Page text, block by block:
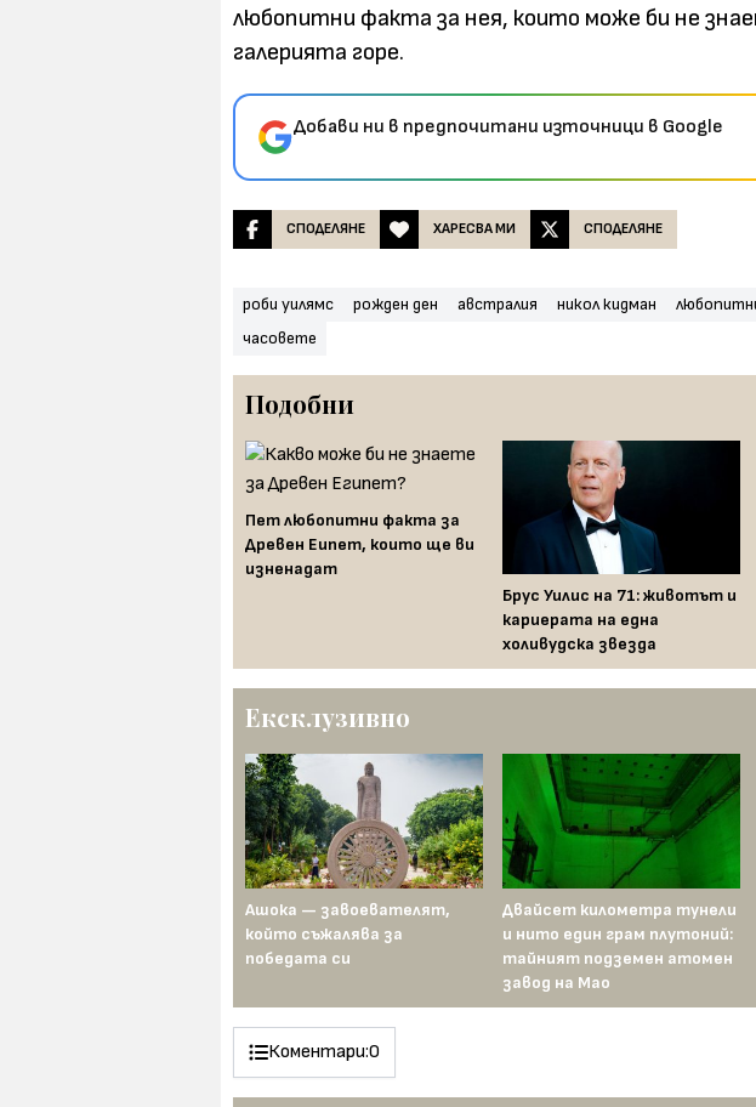
любопитни факта за нея, които може би не
галерията горе.
Добави ни в предпочитани източници в Google
СПОДЕЛЯНЕ ХАРЕСВА МИ СПОДЕЛЯНЕ
роби уилямс рожден ден австралия никол кидман
часовете
Подобни
Пет любопитни факта за
Древен Еипет, които ще ви
изненадат
Брус Уилис на 71: животът и
кариерата на една
холивудска звезда
Ексклузивно
Ашока — завоевателят,
който съжалява за
победата си
Двайсет километра тунели
и нито един грам плутоний:
тайният подземен атомен
завод на Мао
Коментари:0